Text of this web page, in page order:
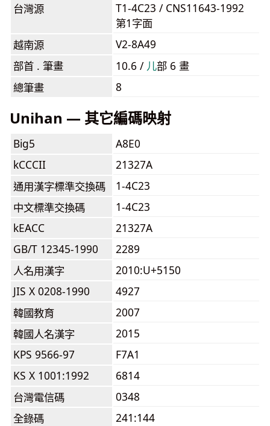
台灣源
T1-4C23 / CNS11643-1992
第1字面
越南源
V2-8A49
部首 . 筆畫
10.6 / ⼉部 6 畫
總筆畫
8
Unihan — 其它編碼映射
Big5
A8E0
kCCCII
21327A
通用漢字標準交換碼
1-4C23
中文標準交換碼
1-4C23
kEACC
21327A
GB/T 12345-1990
2289
人名用漢字
2010:U+5150
JIS X 0208-1990
4927
韓國教育
2007
韓國人名漢字
2015
KPS 9566-97
F7A1
KS X 1001:1992
6814
台灣電信碼
0348
全錄碼
241:144